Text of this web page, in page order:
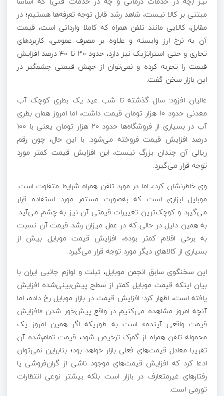
مبتنی بر کالا نیست، شاهد رشد قابل توجه تعرفه‌ها هستیم؛ در
مقابل، کالایی مانند تلفن همراه که کاملا وارداتی است، قیمت
آن به نرخ ارز وابسته و علاوه بر مصرف عمومی، کاربرد‌های
تجاری و حتی استراتژیک نیز دارد، حدود ۳۰ تا ۴۰ درصد افزایش
قیمت را تجربه کرده و نمی‌توان از جهش قیمتی چشمگیر در
این بازار سخن گفت.
عالیان افزود: سال گذشته تا شب عید یک بطری کوچک آب
معدنی حدود ۱۰ هزار تومان قیمت داشت، اما امروز همان بطری
آب در بسیاری از فروشگاه‌ها حدود ۲۰ هزار تومان یعنی با ۱۰۰
درصد افزایش قیمت فروخته می‌شود. با این حال، چون رقم
ریالی آن چندان بزرگ نیست، این افزایش قیمت کمتر مورد
توجه قرار می‌گیرد.
وی خاطرنشان کرد:، اما در مورد تلفن همراه شرایط متفاوت است.
موبایل ابزاری است که به‌صورت مستمر مورد استفاده قرار
می‌گیرد و کوچک‌ترین تغییرات قیمتی آن نیز به چشم می‌آید.
به همین دلیل در حالی که در عمل میزان رشد قیمت آن نسبت
به برخی اقلام کمتر بوده، افزایش قیمت موبایل بیش از
بسیاری از کالا‌های دیگر مورد توجه قرار می‌گیرد.
این سخنگوی سابق انجمن موبایل، تبلت و لوازم جانبی ایران با
بیان اینکه قیمت موبایل کمتر از سطح پیش‌بینی‌شده افزایش
یافته است، اظهار کرد: افزایش قیمت در بازار موبایل رخ داده، اما
آنچه امروز مشاهده می‌کنیم در واقع پیش‌خور شدن «افزایش
قیمت واقعی آینده» است به طوریکه اگر همین امروز یک
محموله تلفن همراه از گمرک ترخیص شود، قیمت تمام‌شده آن
تقریبا معادل قیمت‌های فعلی بازار خواهد بود؛ بنابراین نمی‌توان
ادعا کرد که افزایش قیمت‌های موجود ناشی از گران‌فروشی یا
رفتار‌های غیرمتعارف در بازار است بلکه بیشتر نوعی انتظارات
تورمی است.